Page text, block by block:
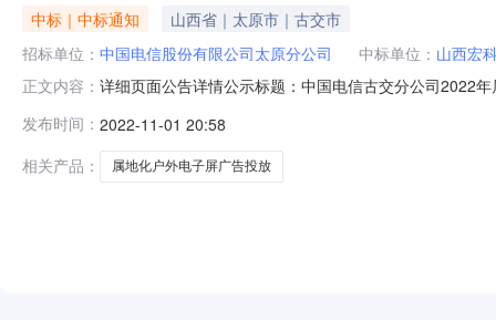
中标｜中标通知
山西省｜太原市｜古交市
招标单位： 中国电信股份有限公司太原分公司 中标单位： 山西宏
正文内容： 详细页面公告详情公示标题：中国电信古交分公司2022
采取公开询价采购方式，现进行公示。一、采购内容中
力业务发展，古
发布时间： 2022-11-01 20:58
相关产品：
属地化户外电子屏广告投放